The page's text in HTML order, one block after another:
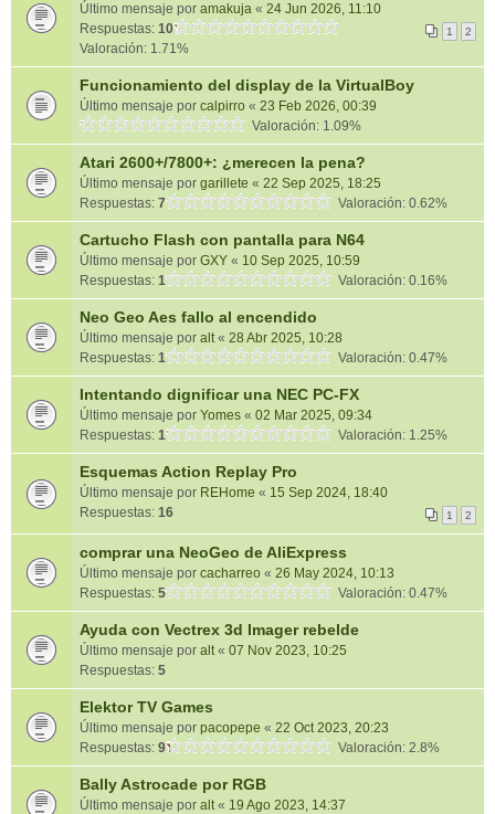
Último mensaje por amakuja « 24 Jun 2026, 11:10
Respuestas: 10 1 2
Valoración: 1.71%
Funcionamiento del display de la VirtualBoy
Último mensaje por calpirro « 23 Feb 2026, 00:39
Valoración: 1.09%
Atari 2600+/7800+: ¿merecen la pena?
Último mensaje por garillete « 22 Sep 2025, 18:25
Respuestas: 7 Valoración: 0.62%
Cartucho Flash con pantalla para N64
Último mensaje por GXY « 10 Sep 2025, 10:59
Respuestas: 1 Valoración: 0.16%
Neo Geo Aes fallo al encendido
Último mensaje por alt« 28 Abr 2025, 10:28
Respuestas: 1 Valoración: 0.47%
Intentando dignificar una NEC PC-FX
Último mensaje por Yomes « 02 Mar 2025, 09:34
Respuestas: 1 Valoración: 1.25%
Esquemas Action Replay Pro
Último mensaje por REHome « 15 Sep 2024, 18:40
Respuestas: 16 1 2
comprar una NeoGeo de AliExpress
Último mensaje por cacharreo « 26 May 2024, 10:13
Respuestas: 5 Valoración: 0.47%
Ayuda con Vectrex 3d Imager rebelde
Último mensaje por alt« 07 Nov 2023, 10:25
Respuestas: 5
Elektor TV Games
Último mensaje por pacopepe « 22 Oct 2023, 20:23
Respuestas: 9 Valoración: 2.8%
Bally Astrocade por RGB
Último mensaje por alt« 19 Ago 2023, 14:37